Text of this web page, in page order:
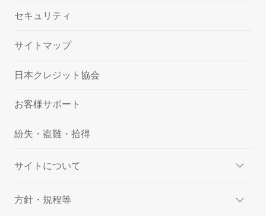
セキュリティ
サイトマップ
日本クレジット協会
お客様サポート
紛失・盗難・拾得
サイトについて
方針・規程等